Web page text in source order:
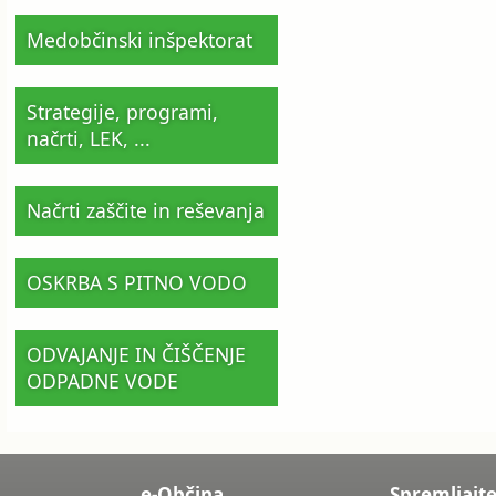
Medobčinski inšpektorat
Strategije, programi,
načrti, LEK, ...
Načrti zaščite in reševanja
OSKRBA S PITNO VODO
ODVAJANJE IN ČIŠČENJE
ODPADNE VODE